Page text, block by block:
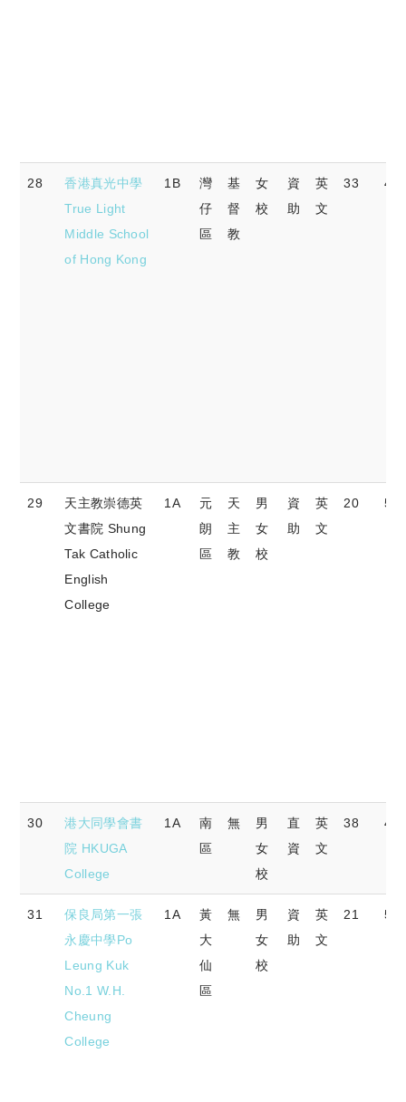
28
香港真光中學
True Light
Middle School
of Hong Kong
1B
灣
仔
區
基
督
教
女
校
資
助
英
文
33
29
天主教崇德英
文書院 Shung
Tak Catholic
English
College
1A
元
朗
區
天
主
教
男
女
校
資
助
英
文
20
30
港大同學會書
院 HKUGA
College
1A
南
區
無
男
女
校
直
資
英
文
38
31
保良局第一張
永慶中學Po
Leung Kuk
No.1 W.H.
Cheung
College
1A
黃
大
仙
區
無
男
女
校
資
助
英
文
21 56